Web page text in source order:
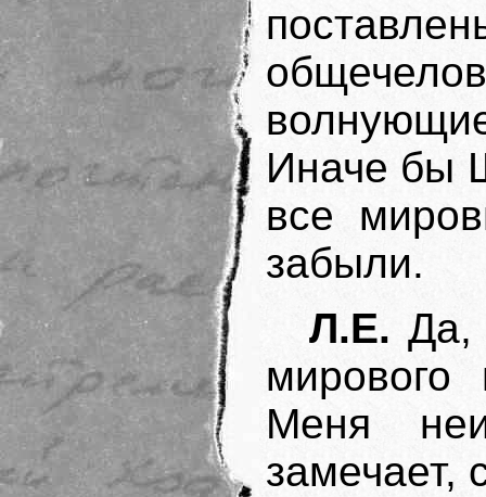
Иначе бы
все
забыли.
Л.Е. Да,
мирового
Меня
замечает,